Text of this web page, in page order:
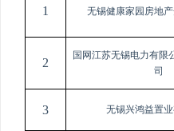
1 无锡健康家园房地
2
国网江苏无锡电力有限
司
3 无锡兴鸿益置